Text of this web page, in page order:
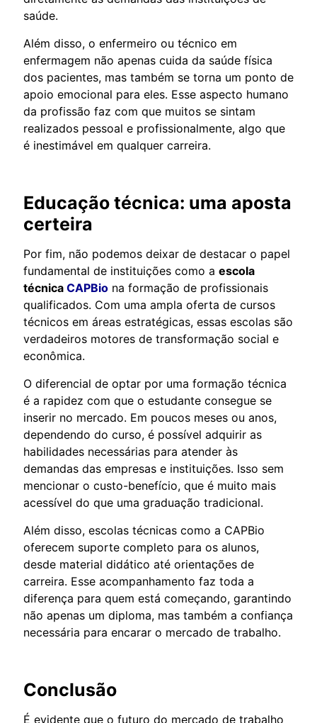
saúde.
Além disso, o enfermeiro ou técnico em
enfermagem não apenas cuida da saúde física
dos pacientes, mas também se torna um ponto de
apoio emocional para eles. Esse aspecto humano
da profissão faz com que muitos se sintam
realizados pessoal e profissionalmente, algo que
é inestimável em qualquer carreira.
Educação técnica: uma aposta
certeira
Por fim, não podemos deixar de destacar o papel
fundamental de instituições como a escola
técnica CAPBio na formação de profissionais
qualificados. Com uma ampla oferta de cursos
técnicos em áreas estratégicas, essas escolas são
verdadeiros motores de transformação social e
econômica.
O diferencial de optar por uma formação técnica
é a rapidez com que o estudante consegue se
inserir no mercado. Em poucos meses ou anos,
dependendo do curso, é possível adquirir as
habilidades necessárias para atender às
demandas das empresas e instituições. Isso sem
mencionar o custo-benefício, que é muito mais
acessível do que uma graduação tradicional.
Além disso, escolas técnicas como a CAPBio
oferecem suporte completo para os alunos,
desde material didático até orientações de
carreira. Esse acompanhamento faz toda a
diferença para quem está começando, garantindo
não apenas um diploma, mas também a confiança
necessária para encarar o mercado de trabalho.
Conclusão
É evidente que o futuro do mercado de trabalho